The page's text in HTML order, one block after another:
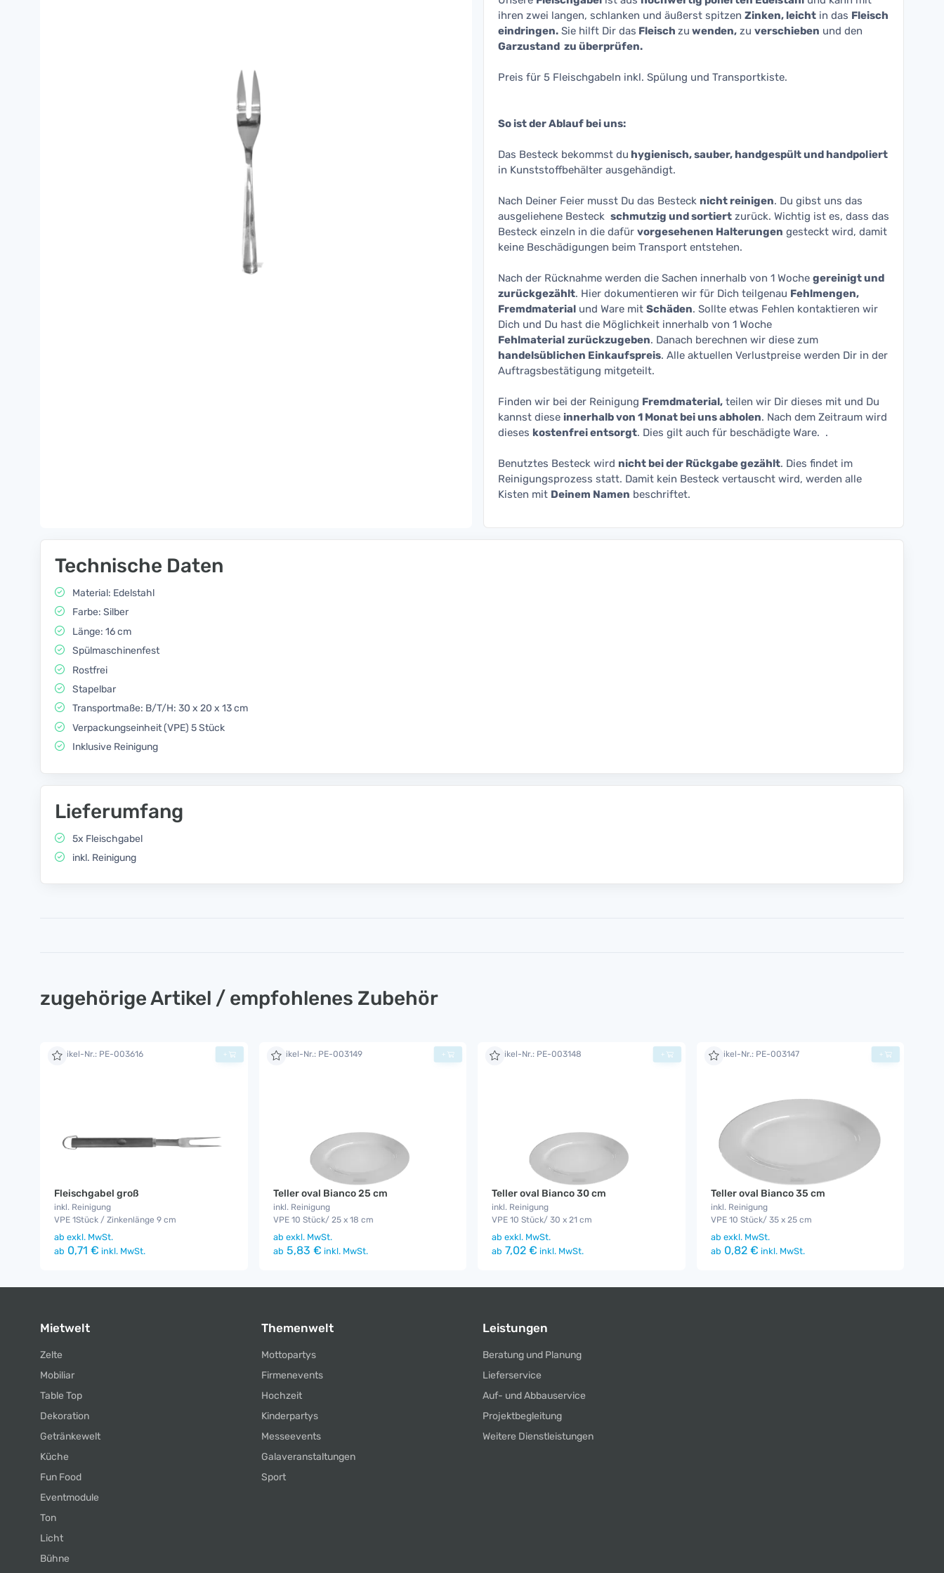
ihren zwei langen, schlanken und äußerst spitzen Zinken, leicht in das Fleisch
eindringen. Sie hilft Dir das Fleisch zu wenden, zu verschieben und den
Garzustand zu überprüfen.
Preis für 5 Fleischgabeln inkl. Spülung und Transportkiste.
So ist der Ablauf bei uns:
Das Besteck bekommst du hygienisch, sauber, handgespült und handpoliert
in Kunststoffbehälter ausgehändigt.
Nach Deiner Feier musst Du das Besteck nicht reinigen. Du gibst uns das
ausgeliehene Besteck schmutzig und sortiert zurück. Wichtig ist es, dass das
Besteck einzeln in die dafür vorgesehenen Halterungen gesteckt wird, damit
keine Beschädigungen beim Transport entstehen.
Nach der Rücknahme werden die Sachen innerhalb von 1 Woche gereinigt und
zurückgezählt. Hier dokumentieren wir für Dich teilgenau Fehlmengen,
Fremdmaterial und Ware mit Schäden. Sollte etwas Fehlen kontaktieren wir
Dich und Du hast die Möglichkeit innerhalb von 1 Woche
Fehlmaterial zurückzugeben. Danach berechnen wir diese zum
handelsüblichen Einkaufspreis. Alle aktuellen Verlustpreise werden Dir in der
Auftragsbestätigung mitgeteilt.
Finden wir bei der Reinigung Fremdmaterial, teilen wir Dir dieses mit und Du
kannst diese innerhalb von 1 Monat bei uns abholen. Nach dem Zeitraum wird
dieses kostenfrei entsorgt. Dies gilt auch für beschädigte Ware. .
Benutztes Besteck wird nicht bei der Rückgabe gezählt. Dies findet im
Reinigungsprozess statt. Damit kein Besteck vertauscht wird, werden alle
Kisten mit Deinem Namen beschriftet.
Technische Daten
Material: Edelstahl
Farbe: Silber
Länge: 16 cm
Spülmaschinenfest
Rostfrei
Stapelbar
Transportmaße: B/T/H: 30 x 20 x 13 cm
Verpackungseinheit (VPE) 5 Stück
Inklusive Reinigung
Lieferumfang
5x Fleischgabel
inkl. Reinigung
zugehörige Artikel / empfohlenes Zubehör
Artikel-Nr.: PE-003616
Fleischgabel groß
inkl. Reinigung
VPE 1Stück / Zinkenlänge 9 cm
ab exkl. MwSt.
ab 0,71 € inkl. MwSt.
+ Artikel-Nr.: PE-003149
Teller oval Bianco 25 cm
inkl. Reinigung
VPE 10 Stück/ 25 x 18 cm
ab exkl. MwSt.
ab 5,83 € inkl. MwSt.
+ Artikel-Nr.: PE-003148
Teller oval Bianco 30 cm
inkl. Reinigung
VPE 10 Stück/ 30 x 21 cm
ab exkl. MwSt.
ab 7,02 € inkl. MwSt.
+ Artikel-Nr.: PE-003147
Teller oval Bianco 35 cm
inkl. Reinigung
VPE 10 Stück/ 35 x 25 cm
ab exkl. MwSt.
ab 0,82 € inkl. MwSt.
+
Mietwelt
Zelte
Mobiliar
Table Top
Dekoration
Getränkewelt
Küche
Fun Food
Eventmodule
Ton
Licht
Bühne
Themenwelt
Mottopartys
Firmenevents
Hochzeit
Kinderpartys
Messeevents
Galaveranstaltungen
Sport
Leistungen
Beratung und Planung
Lieferservice
Auf- und Abbauservice
Projektbegleitung
Weitere Dienstleistungen